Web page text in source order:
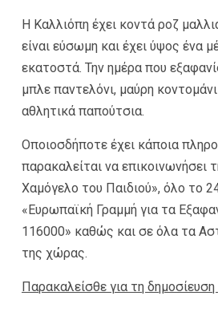
Η Καλλιόπη έχει κοντά ροζ
είναι εύσωμη και έχει ύψος ένα
εκατοστά. Την ημέρα που
μπλε παντελόνι, μαύρη
αθλητικά παπούτσια.
Οποιοσδήποτε έχει κάποια
παρακαλείται να επικοινωνήσει
Χαμόγελο του Παιδιού», όλο το
«Ευρωπαϊκή Γραμμή για τα
116000» καθώς και σε όλα τα
της χώρας.
Παρακαλείσθε για τη